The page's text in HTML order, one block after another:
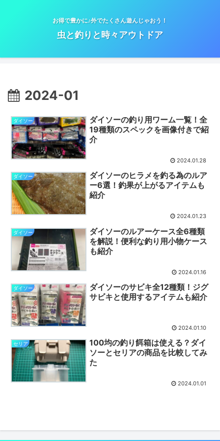
お得で豊かに♪外でたくさん遊んじゃおう！
虫と釣りと時々アウトドア
2024-01
ダイソー
ダイソーの釣り用ワーム一覧！全
19種類のスペックを画像付きで紹
介
2024.01.28
ダイソー
ダイソーのヒラメを釣る為のルア
ー6選！釣果が上がるアイテムも
紹介
2024.01.23
ダイソー
ダイソーのルアーケース全6種類
を解説！便利な釣り用小物ケース
も紹介
2024.01.16
ダイソー
ダイソーのサビキ全12種類！ジグ
サビキと使用するアイテムも紹介
2024.01.10
セリア
100均の釣り餌箱は使える？ダイ
ソーとセリアの商品を比較してみ
た
2024.01.01